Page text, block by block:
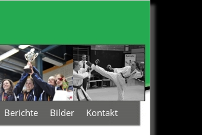
Berichte Bilder Kontakt